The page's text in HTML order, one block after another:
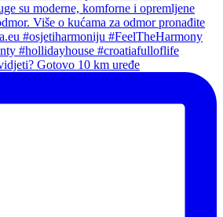
Gotovo 10 km uređe